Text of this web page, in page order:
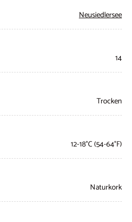
Neusiedlersee
14
Trocken
12-18°C (54-64°F)
Naturkork